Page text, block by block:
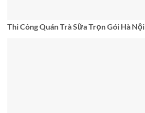
Thi Công Quán Trà Sữa Trọn Gói Hà Nội